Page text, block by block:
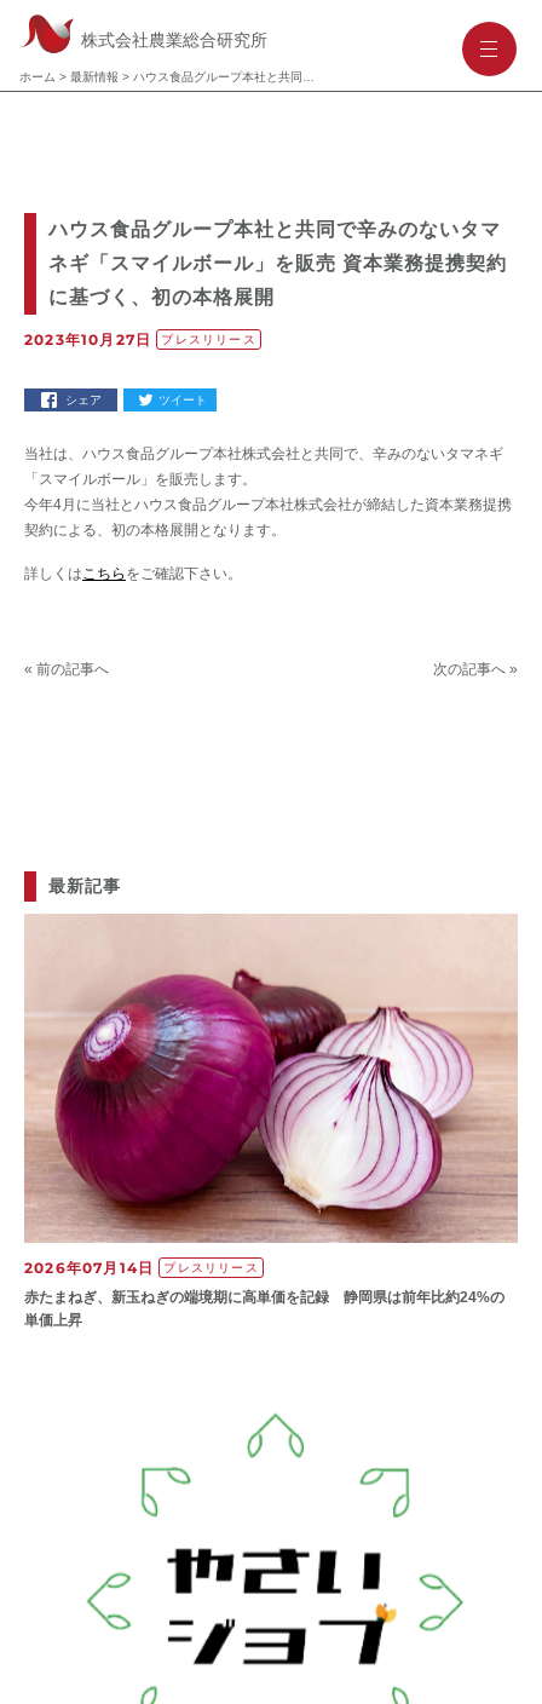
株式会社農業総合研究所
ホーム > 最新情報 >
--
ハウス食品グループ本社と共同で辛みのないタマ
ネギ「スマイルボール」を販売 資本業務提携契約
に基づく、初の本格展開
2023年10月27日 プレスリリース
シェア ツイート
当社は、ハウス食品グループ本社株式会社と共同で、辛みのないタマネギ
「スマイルボール」を販売します。
今年4月に当社とハウス食品グループ本社株式会社が締結した資本業務提携
契約による、初の本格展開となります。
詳しくはこちら をご確認下さい。
次の記事へ »
« 前の記事へ
最新記事
2026年07月14日 プレスリリース
赤たまねぎ、新玉ねぎの端境期に高単価を記録 静岡県は前年比約24%の
単価上昇